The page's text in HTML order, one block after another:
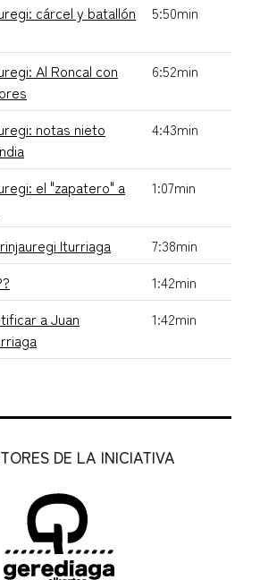
cárcel y batallón
5:50min
Al Roncal con
6:52min
notas nieto
4:43min
el "zapatero" a
1:07min
Iturriaga
7:38min
1:42min
a Juan
1:42min
DE LA INICIATIVA